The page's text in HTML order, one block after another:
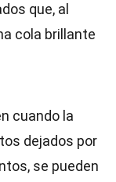
que, al
cola brillante
cuando la
dejados por
se pueden